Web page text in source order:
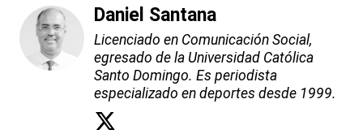
Daniel Santana
Licenciado en Comunicación Social,
egresado de la Universidad Católica
Santo Domingo. Es periodista
especializado en deportes desde 1999.